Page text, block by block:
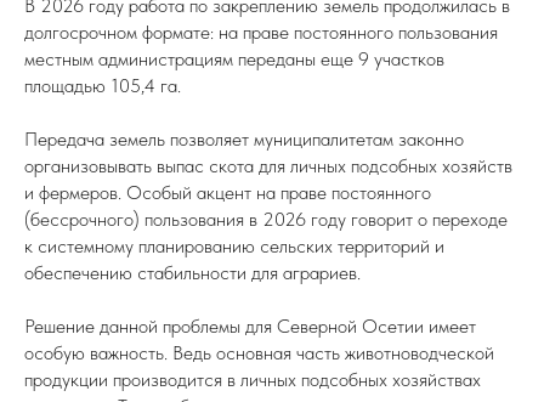
В 2026 году работа по закреплению земель продолжилась в
долгосрочном формате: на праве постоянного пользования
местным администрациям переданы еще 9 участков
площадью 105,4 га.
Передача земель позволяет муниципалитетам законно
организовывать выпас скота для личных подсобных хозяйств
и фермеров. Особый акцент на праве постоянного
(бессрочного) пользования в 2026 году говорит о переходе
к системному планированию сельских территорий и
обеспечению стабильности для аграриев.
Решение данной проблемы для Северной Осетии имеет
особую важность. Ведь основная часть животноводческой
продукции производится в личных подсобных хозяйствах